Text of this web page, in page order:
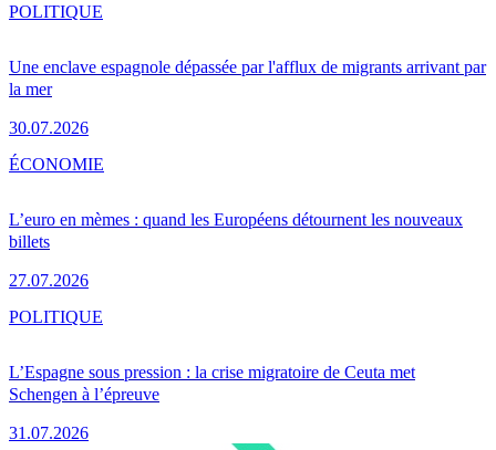
Une enclave espagnole dépassée par l'afflux de migrants arrivant par
la mer
30.07.2026
POLITIQUE
L’euro en mèmes : quand les Européens détournent les nouveaux
billets
27.07.2026
ÉCONOMIE
L’Espagne sous pression : la crise migratoire de Ceuta met
Schengen à l’épreuve
31.07.2026
POLITIQUE